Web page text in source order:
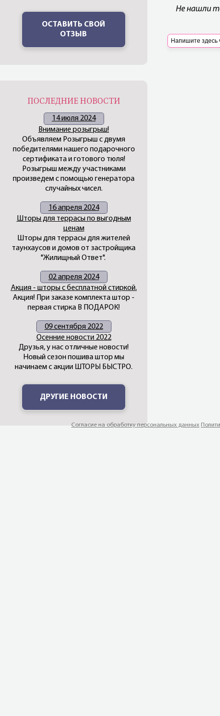
Не нашли
ОСТАВИТЬ СВОЙ
ОТЗЫВ
ПОСЛЕДНИЕ НОВОСТИ
14 июля 2024
Внимание розыгрыш!
Объявляем Розыгрыш с двумя
победителями нашего подарочного
сертификата и готового тюля!
Розыгрыш между участниками
произведем с помощью генератора
случайных чисел.
16 апреля 2024
Шторы для террасы по выгодным
ценам
Шторы для террасы для жителей
таунхаусов и домов от застройщика
"Жилищный Ответ".
02 апреля 2024
Акция - шторы с бесплатной стиркой.
Акция! При заказе комплекта штор -
первая стирка В ПОДАРОК!
09 сентября 2022
Осенние новости 2022
Друзья, у нас отличные новости!
Новый сезон пошива штор мы
начинаем с акции ШТОРЫ БЫСТРО.
ДРУГИЕ НОВОСТИ
Согласие на обработку персональных данных